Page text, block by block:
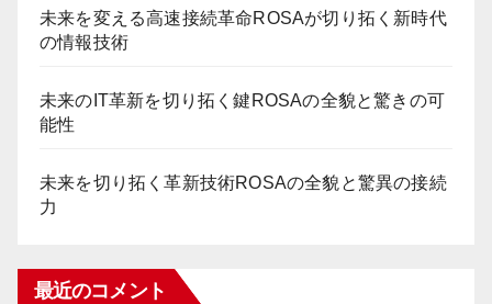
未来を変える高速接続革命ROSAが切り拓く新時代
の情報技術
未来のIT革新を切り拓く鍵ROSAの全貌と驚きの可
能性
未来を切り拓く革新技術ROSAの全貌と驚異の接続
力
最近のコメント